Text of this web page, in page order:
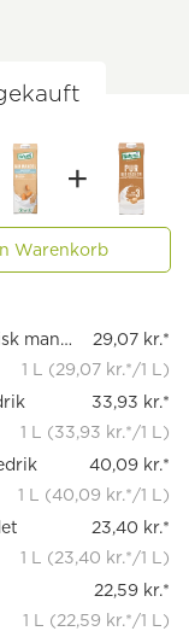
Warenkorb
Dieser Artikel: Rude Health Økologisk mandeldrik, 1000 ml
29,07 kr.*
1 L (29,07 kr.*/1 L)
33,93 kr.*
1 L (33,93 kr.*/1 L)
40,09 kr.*
1 L (40,09 kr.*/1 L)
23,40 kr.*
1 L (23,40 kr.*/1 L)
22,59 kr.*
1 L (22,59 kr.*/1 L)